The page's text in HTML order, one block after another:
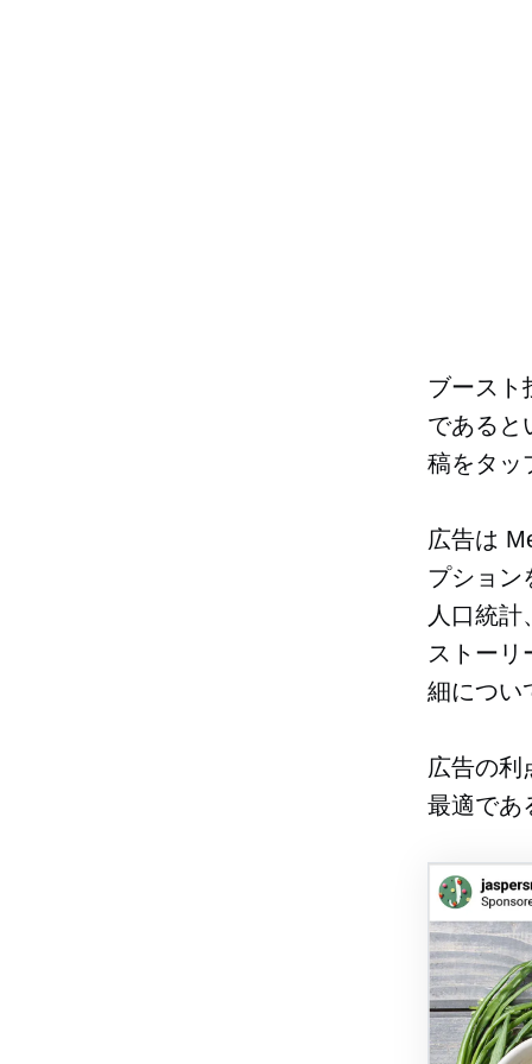
ブースト
であると
稿をタッ
広告は
プション
人口統
ストーリ
細につい
広告の利
最適であ